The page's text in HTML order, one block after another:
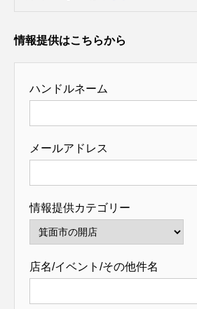
情報提供はこちらから
ハンドルネーム
メールアドレス
情報提供カテゴリー
店名/イベント/その他件名